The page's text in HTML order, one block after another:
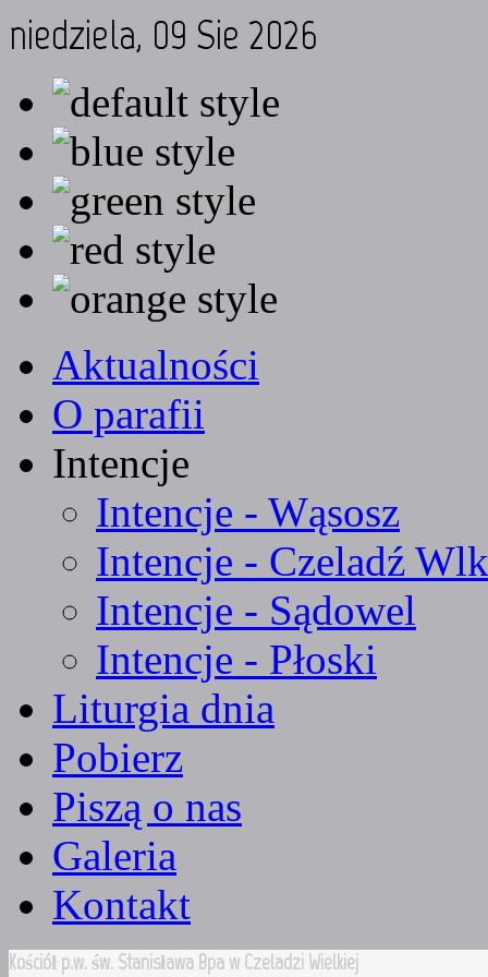
niedziela, 09 Sie 2026
Aktualności
O parafii
Intencje
Intencje - Wąsosz
Intencje - Czeladź
Intencje - Sądowel
Intencje - Płoski
Liturgia dnia
Pobierz
Piszą o nas
Galeria
Kontakt
Kościół p.w. św. Stanisława Bpa w Czeladzi Wielkiej